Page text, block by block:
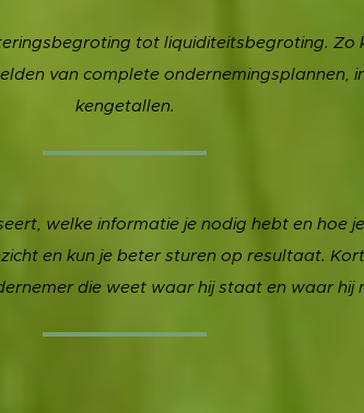
tot liquiditeitsbegroting. Zo
van complete ondernemingsplannen,
kengetallen.
welke informatie je nodig hebt en hoe
en kun je beter sturen op resultaat.
die weet waar hij staat en waar hij